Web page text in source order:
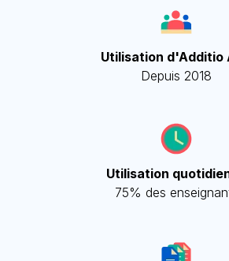
Utilisation d'Additio
Depuis 2018
Utilisation
75% des